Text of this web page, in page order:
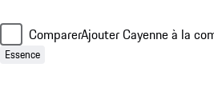
ComparerAjouter Cayenne à la
Essence